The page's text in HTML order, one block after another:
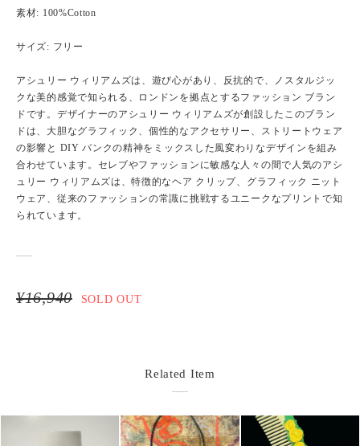
素材: 100%Cotton
サイズ: フリー
アシュリー ウィリアムズは、遊び心があり、反抗的で、ノスタルジッ
クな美的感覚で知られる、ロンドンを拠点とするファッション ブラン
ドです。デザイナーのアシュリー ウィリアムズが創設したこのブラン
ドは、大胆なグラフィック、個性的なアクセサリー、ストリートウェア
の影響と DIY パンクの精神をミックスした風変わりなデザインを組み
合わせています。セレブやファッションに敏感な人々の間で人気のアシ
ュリー ウィリアムズは、特徴的なヘア クリップ、グラフィック ニット
ウェア、従来のファッションの常識に挑戦するユニークなプリントで知
られています。
¥16,940 SOLD OUT
Related Item